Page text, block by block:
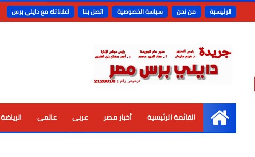
الرئيسية من نحن سياسة الخصوصية اتصل بنا اعلاناتك مع دايلي برس
الرئيسية
القائمة الرئيسية أخبار مصر عربى عالمى الرياضة